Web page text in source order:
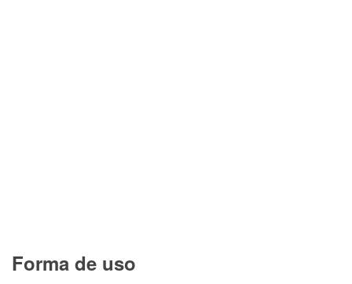
Forma de uso